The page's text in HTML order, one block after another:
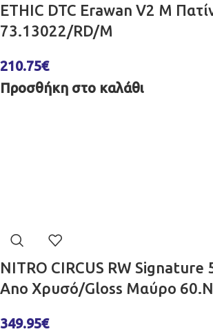
ETHIC DTC Erawan V2 M
73.13022/RD/M
210.75€
Προσθήκη στο καλάθι
NITRO CIRCUS RW Signature
Ano Χρυσό/Gloss Μαύρο
349.95€